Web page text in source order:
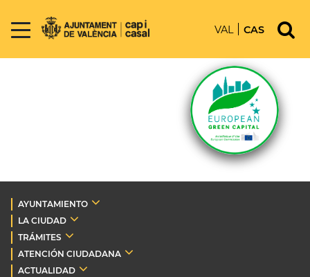
VAL CAS
AYUNTAMIENTO
LA CIUDAD
TRÁMITES
ATENCIÓN CIUDADANA
ACTUALIDAD